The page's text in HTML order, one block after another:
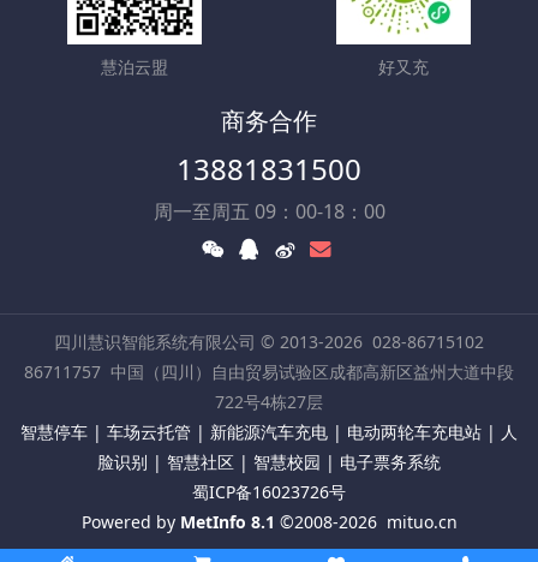
慧泊云盟 好又充
商务合作
13881831500
周一至周五 09：00-18：00
四川慧识智能系统有限公司 © 2013-2026 028-86715102
86711757 中国（四川）自由贸易试验区成都高新区益州大道中段
722号4栋27层
智慧停车 | 车场云托管 | 新能源汽车充电 | 电动两轮车充电站 | 人
脸识别 | 智慧社区 | 智慧校园 | 电子票务系统
蜀ICP备16023726号
Powered by MetInfo 8.1 ©2008-2026 mituo.cn